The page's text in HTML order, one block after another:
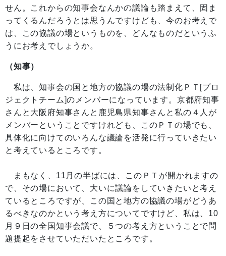
せん。これからの知事会なんかの議論も踏まえて、固ま
ってくるんだろうとは思うんですけども、今のお考えで
は、この協議の場というものを、どんなものだというふ
うにお考えでしょうか。
（知事）
私は、知事会の国と地方の協議の場の法制化ＰＴ[プロ
ジェクトチーム]のメンバーになっています。京都府知事
さんと大阪府知事さんと鹿児島県知事さんと私の４人が
メンバーということですけれども、このＰＴの場でも、
具体化に向けてのいろんな議論を活発に行っていきたい
と考えているところです。
まもなく、11月の半ばには、このＰＴが開かれますの
で、その場において、大いに議論をしていきたいと考え
ているところですが、この国と地方の協議の場がどうあ
るべきなのかという考え方についてですけど、私は、10
月９日の全国知事会議で、５つの考え方ということで問
題提起をさせていただいたところです。